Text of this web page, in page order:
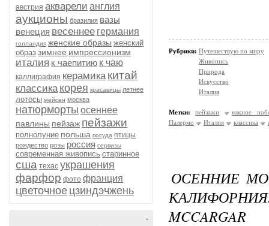
австрия акварели англия
аукционы бразилия вазы
венеция весеннее германия
голландия женские образы женский
образ зимнее импрессионизм
италия к чаепитию к чаю
каллиграфия керамика китай
классика корея красавицы летнее
лотосы мейсен москва
натюрморты осеннее
павлины пейзаж пейзажи
полнолуние польша посуда птицы
рождество розы россия сервизы
современная живопись старинное
сша техас украшения
фарфор фото франция
цветочное цзиндэчжень
-
Рубрики: Путешествую по миру
Живопись
Природа
Искусство
Италия
Метки: пейзажи
южное
Палермо
Италия классика
ОСЕННИЕ
MCCARGAR